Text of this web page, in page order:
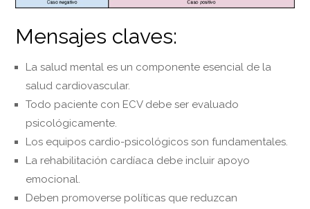
Mensajes claves:
La salud mental es un componente esencial de la
salud cardiovascular.
Todo paciente con ECV debe ser evaluado
psicológicamente.
Los equipos cardio-psicológicos son fundamentales.
La rehabilitación cardíaca debe incluir apoyo
emocional.
Deben promoverse políticas que reduzcan